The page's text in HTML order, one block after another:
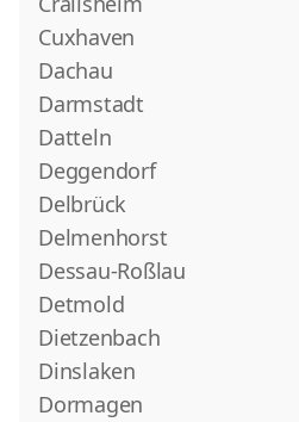
Cuxhaven
Dachau
Darmstadt
Datteln
Deggendorf
Delbrück
Delmenhorst
Dessau-Roßlau
Detmold
Dietzenbach
Dinslaken
Dormagen